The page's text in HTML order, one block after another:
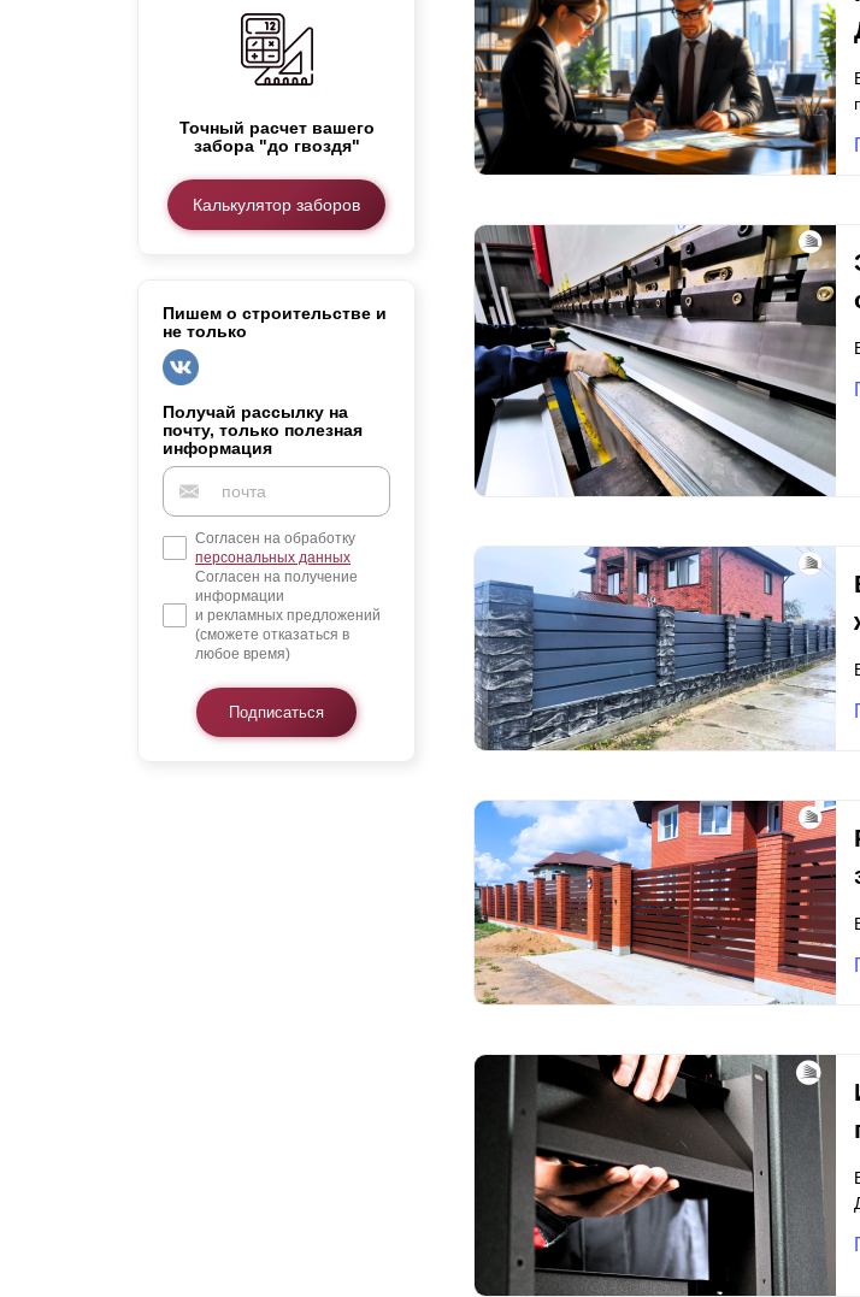
Заборы для дачи
Элитные заборы для коттеджей
Заборы и ограждения для школ
Заборы и ограждения для дома
Горизонтальные заборы
Высокие заборы
Красивые,
Заборы под ключ
Готовые заборы
Комплекты заборов-
Быстровозводимые
Точный расчет вашего
забора "до гвоздя"
Калькулятор заборов
Пишем о строительстве и
не только
Получай рассылку на
почту, только полезная
информация
Согласен на обработку
персональных данных
Согласен на получение
информации
и рекламных предложений
(сможете отказаться в
любое время)
Подписаться